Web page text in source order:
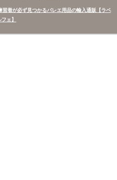
習着が必ず見つかるバレエ用品の輸入通販【ラベ
フェ】